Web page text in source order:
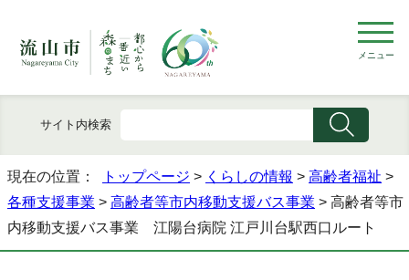
メニュー
サイト内検索
現在の位置： トップページ > くらしの情報 > 高齢者福祉 >
各種支援事業 > 高齢者等市内移動支援バス事業 > 高齢者等市
内移動支援バス事業 江陽台病院 江戸川台駅西口ルート